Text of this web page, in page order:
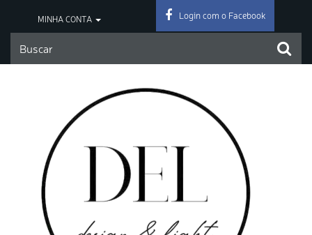
MINHA CONTA Login com o Facebook